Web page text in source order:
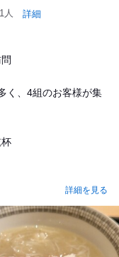
人 詳細
く、4組のお客様が集
詳細を見る